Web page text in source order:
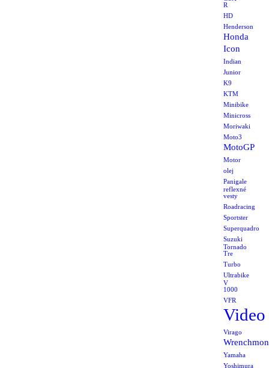
R
HD
Henderson
Honda
Icon
Indian
Junior
K9
KTM
Minibike
Minicross
Moriwaki
Moto3
MotoGP
Motor
olej
Panigale
reflexné
vesty
Roadracing
Sportster
Superquadro
Suzuki
Tornado
Tre
Turbo
Ultrabike
V
1000
VFR
Video
Virago
Yamaha
Yoshimura